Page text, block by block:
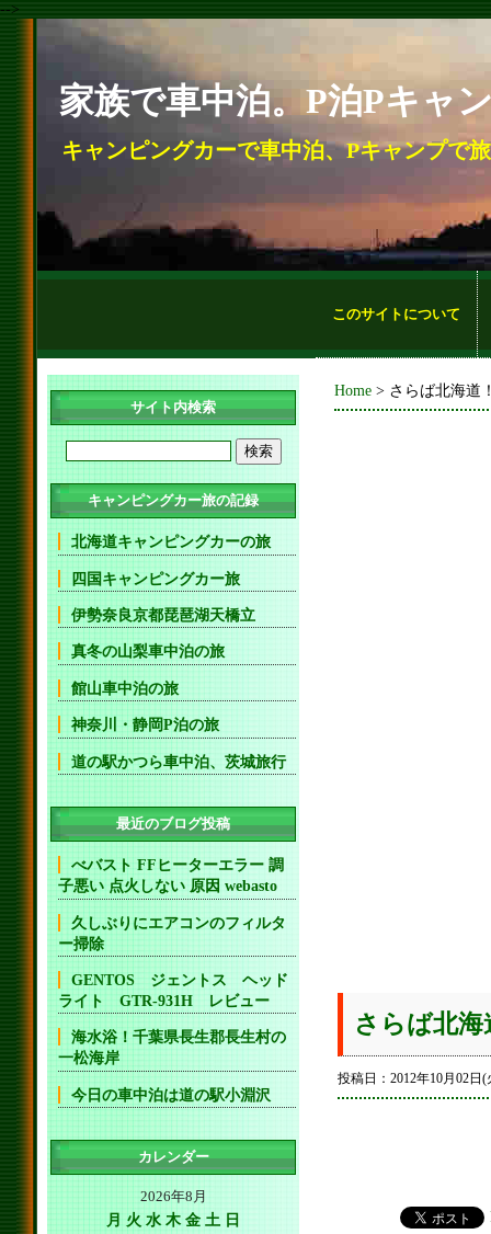
-->
家族で車中泊。P泊Pキャ
キャンピングカーで車中泊、Pキャンプで
このサイトについて
Home > さらば北海道
さらば北海
投稿日：2012年10月02
サイト内検索
キャンピングカー旅の記録
北海道キャンピングカーの旅
四国キャンピングカー旅
伊勢奈良京都琵琶湖天橋立
真冬の山梨車中泊の旅
館山車中泊の旅
神奈川・静岡P泊の旅
道の駅かつら車中泊、茨城旅行
最近のブログ投稿
べバスト FFヒーターエラー 調
子悪い 点火しない 原因 webasto
久しぶりにエアコンのフィルタ
ー掃除
GENTOS ジェントス ヘッド
ライト GTR-931H レビュー
海水浴！千葉県長生郡長生村の
一松海岸
今日の車中泊は道の駅小淵沢
カレンダー
2026年8月
月 火 水 木 金 土 日